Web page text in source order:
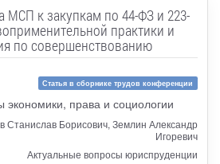
МСП к закупкам по 44-ФЗ и 223-
практики и
по совершенствованию
Статья в сборнике трудов конференции
экономики, права и социологии
Станислав Борисович, Землин Александр
Игоревич
Актуальные вопросы юриспруденции